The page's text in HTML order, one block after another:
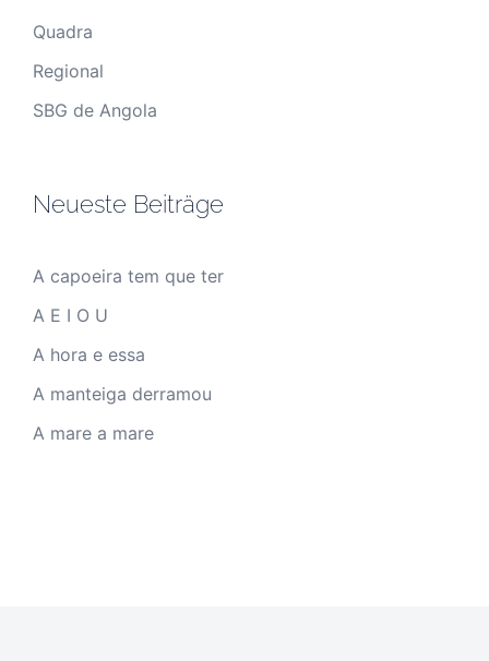
Quadra
Regional
SBG de Angola
Neueste Beiträge
A capoeira tem que ter
A E I O U
A hora e essa
A manteiga derramou
A mare a mare